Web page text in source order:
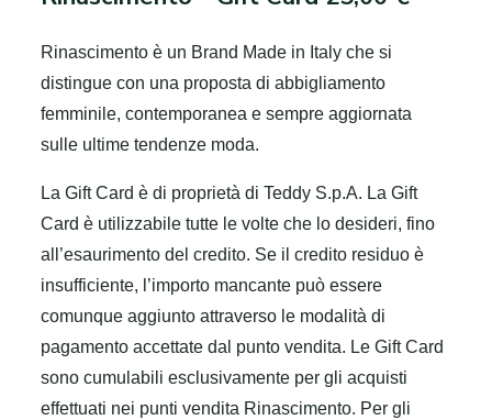
Rinascimento è un Brand Made in Italy che si
distingue con una proposta di abbigliamento
femminile, contemporanea e sempre aggiornata
sulle ultime tendenze moda.
La Gift Card è di proprietà di Teddy S.p.A. La Gift
Card è utilizzabile tutte le volte che lo desideri, fino
all’esaurimento del credito. Se il credito residuo è
insufficiente, l’importo mancante può essere
comunque aggiunto attraverso le modalità di
pagamento accettate dal punto vendita. Le Gift Card
sono cumulabili esclusivamente per gli acquisti
effettuati nei punti vendita Rinascimento. Per gli